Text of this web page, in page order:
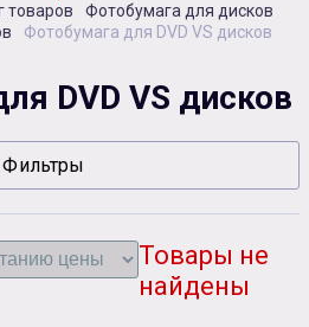
Альбомы
Карты памяти
Зарядные устройства
товаров
Фотобумага для дисков
Фотобумага для DVD VS дисков
DVD VS дисков
Фильтры
Товары не
найдены